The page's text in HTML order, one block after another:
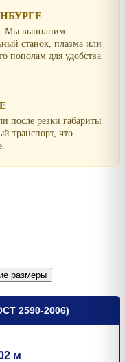
Мы выполним
станок, плазма или
пополам для удобства
после резки габариты
транспорт, что
размеры
2590-2006)
м